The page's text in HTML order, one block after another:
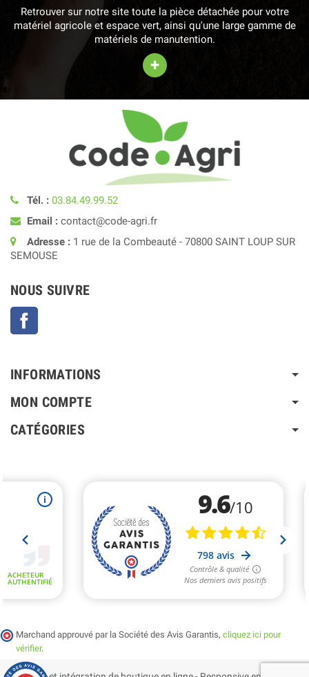
Retrouver sur notre site toute la pièce détachée pour votre
matériel agricole et espace vert, ainsi qu'une large gamme de
matériels de manutention.
+
Tél. : 03.84.49.99.52
Email : contact@code-agri.fr
Adresse : 1 rue de la Combeauté - 70800 SAINT LOUP SUR
SEMOUSE
NOUS SUIVRE
INFORMATIONS
MON COMPTE
CATÉGORIES
Marchand approuvé par la Société des Avis Garantis, cliquez ici pour
vérifier.